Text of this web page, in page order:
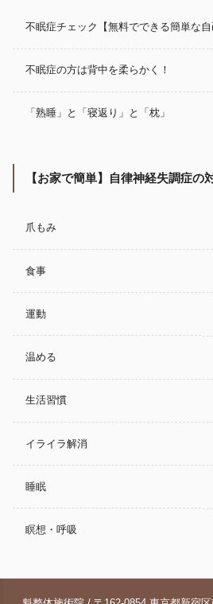
不眠症チェック【無料でできる簡単な自
不眠症の方は背中を柔らかく！
「熟睡」と「寝返り」と「枕」
【お家で簡単】自律神経失調症の
爪もみ
食事
運動
温める
生活習慣
イライラ解消
睡眠
瞑想・呼吸